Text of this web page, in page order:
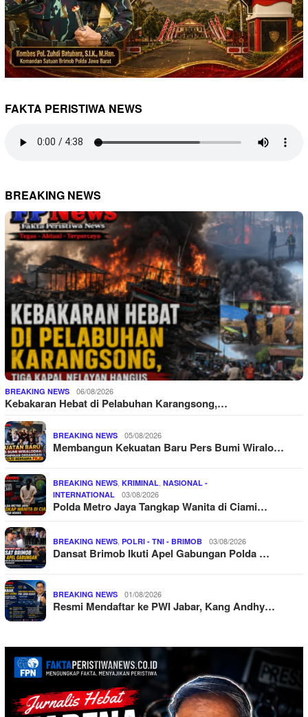
FAKTA PERISTIWA NEWS
BREAKING NEWS
BREAKING NEWS 06/08/2026
Kebakaran Hebat di Pelabuhan Karangsong,…
BREAKING NEWS 05/08/2026
Membangun Kekuatan Baru Pers Bumi Wiralo…
BREAKING NEWS KRIMINAL NASIONAL -
INTERNATIONAL
03/08/2026
Polda Metro Jaya Tangkap Wanita di Ciami…
BREAKING NEWS POLRI - TNI - BRIMOB 03/08/2026
Dansat Brimob Ikuti Apel Gabungan Polda …
BREAKING NEWS 01/08/2026
Resmi Mendaftar ke PWI Jabar, Kang Andhy…